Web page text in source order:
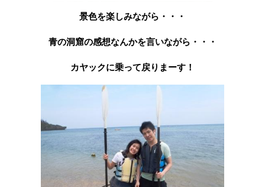
景色を楽しみながら・・・
青の洞窟の感想なんかを言いながら・・・
カヤックに乗って戻りまーす！